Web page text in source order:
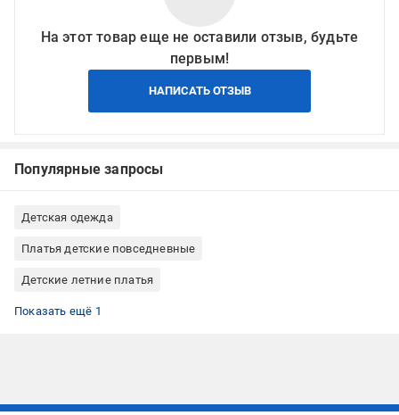
На этот товар еще не оставили отзыв, будьте
первым!
НАПИСАТЬ ОТЗЫВ
Популярные запросы
Детская одежда
Платья детские повседневные
Детские летние платья
Платья детские розовые
Показать ещё 1